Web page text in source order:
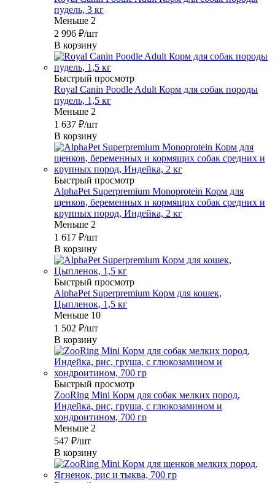
пудель, 3 кг
Меньше 2
2 996 ₽/шт
В корзину
Быстрый просмотр
Royal Canin Poodle Adult Корм для собак породы
пудель, 1,5 кг
Меньше 2
1 637 ₽/шт
В корзину
Быстрый просмотр
AlphaPet Superpremium Monoprotein Корм для
щенков, беременных и кормящих собак средних и
крупных пород, Индейка, 2 кг
Меньше 2
1 617 ₽/шт
В корзину
Быстрый просмотр
AlphaPet Superpremium Корм для кошек,
Цыпленок, 1,5 кг
Меньше 10
1 502 ₽/шт
В корзину
Быстрый просмотр
ZooRing Mini Корм для собак мелких пород,
Индейка, рис, груша, с глюкозамином и
хондроитином, 700 гр
Меньше 2
547 ₽/шт
В корзину